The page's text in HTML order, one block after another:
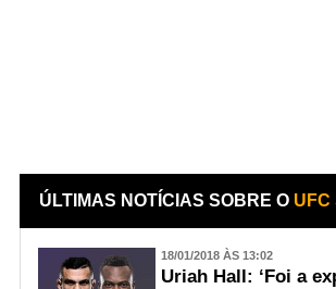
ÚLTIMAS NOTÍCIAS SOBRE O UFC
18/01/2018 ÀS 13:02
Uriah Hall: ‘Foi a